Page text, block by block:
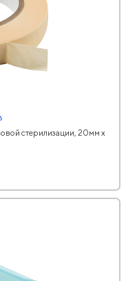
стерилизации, 20мм х